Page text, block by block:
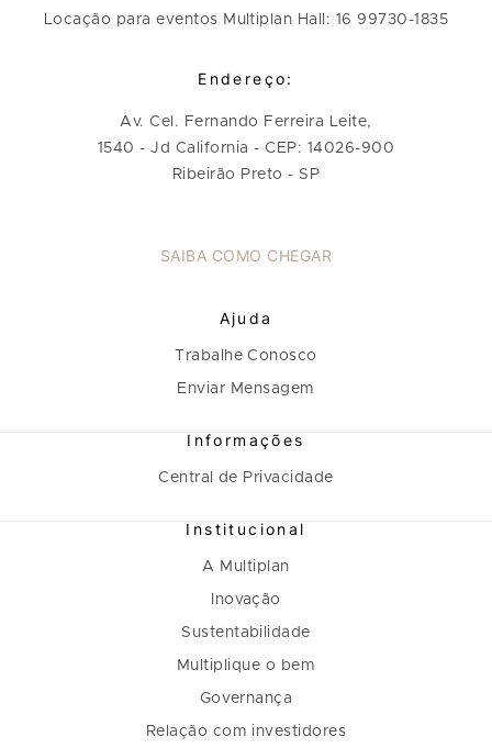
Locação para eventos Multiplan Hall: 16 99730-1835
Endereço:
Av. Cel. Fernando Ferreira Leite,
1540 - Jd California - CEP: 14026-900
Ribeirão Preto - SP
SAIBA COMO CHEGAR
Ajuda
Trabalhe Conosco
Enviar Mensagem
Informações
Central de Privacidade
Institucional
A Multiplan
Inovação
Sustentabilidade
Multiplique o bem
Governança
Relação com investidores